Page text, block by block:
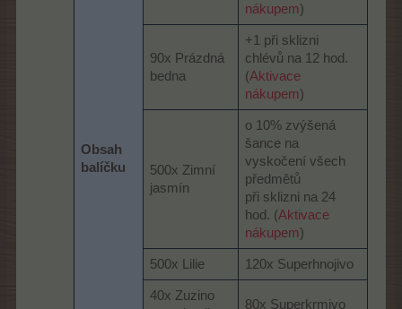
Obsah
balíčku
nákupem)
90x Prázdná
bedna
+1 při sklizni
chlévů na 12 hod.
(Aktivace
nákupem)
500x Zimní
jasmín
o 10% zvýšená
šance na
vyskočení všech
předmětů
při sklizni na 24
hod. (Aktivace
nákupem)
500x Lilie 120x Superhnojivo
40x Zuzino
80x Superkrmivo